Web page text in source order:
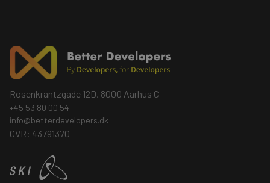
Rosenkrantzgade 12D, 8000 Aarhus C
+45 53 80 00 54
info@betterdevelopers.dk
CVR: 43791370